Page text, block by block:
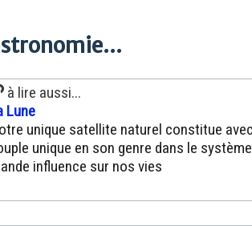
à lire aussi...
Lune
unique satellite naturel constitue
unique en son genre dans le
influence sur nos vies